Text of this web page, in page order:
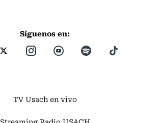
Síguenos en:
TV Usach en vivo